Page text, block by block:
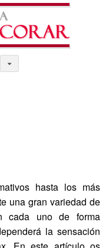
hasta los más
una gran variedad de
cada uno de forma
la sensación